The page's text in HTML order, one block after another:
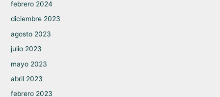
febrero 2024
diciembre 2023
agosto 2023
julio 2023
mayo 2023
abril 2023
febrero 2023